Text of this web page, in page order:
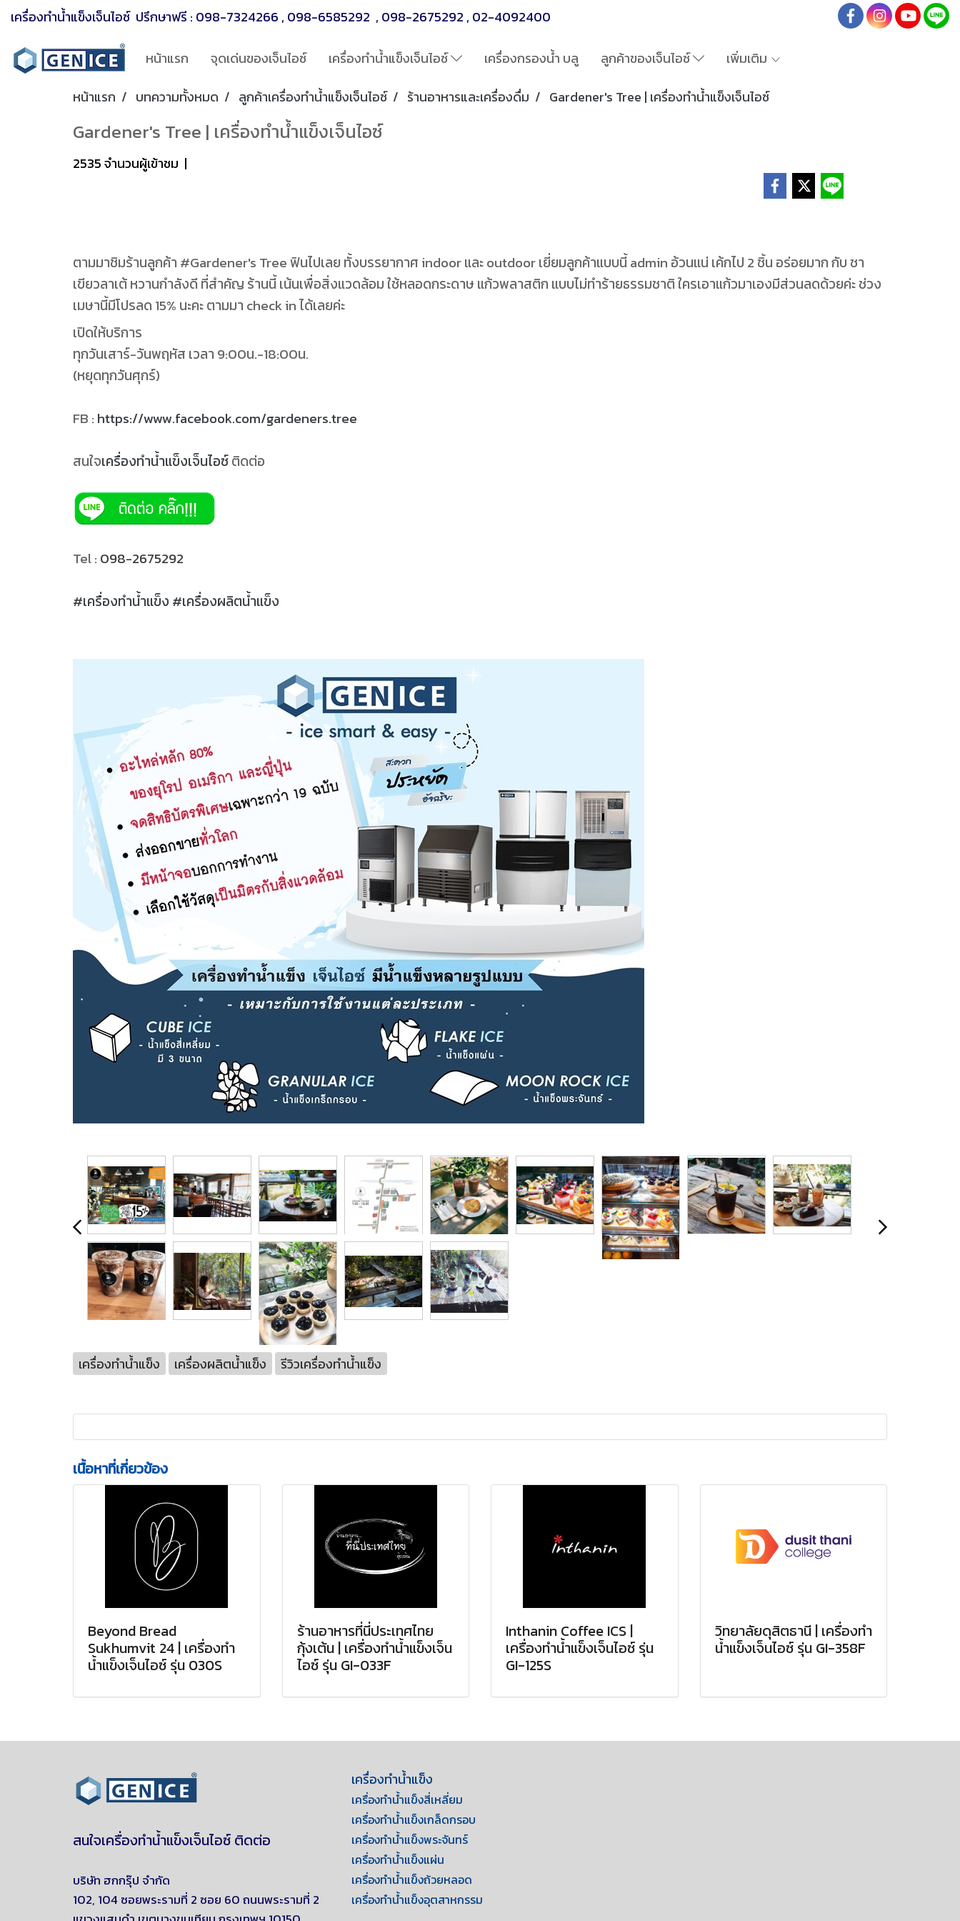
เครื่องทำน้ำแข็งเจ็นไอซ์ ปรึกษาฟรี : 098-7324266 , 098-6585292 , 098-2675292 , 02-4092400
หน้าแรก จุดเด่นของเจ็นไอซ์ เครื่องทำน้ำแข็งเจ็นไอซ์ เครื่องกรองน้ำ บลู ลูกค้าของเจ็นไอซ์
เพิ่มเติม
หน้าแรก
บทความทั้งหมด ลูกค้าเครื่องทำน้ำแข็งเจ็นไอซ์ ร้านอาหารและเครื่องดื่ม Gardener's Tree | เครื่องทำน้ำแข็งเจ็นไอซ์
Gardener's Tree | เครื่องทำน้ำแข็งเจ็นไอซ์
2535 จำนวนผู้เข้าชม |
ตามมาชิมร้านลูกค้า #Gardener's Tree ฟินไปเลย ทั้งบรรยากาศ indoor และ outdoor เยี่ยมลูกค้าแบบนี้ admin อ้วนแน่ เค้กไป 2 ชิ้น อร่อยมาก กับ ชา
เขียวลาเต้ หวานกำลังดี ที่สำคัญ ร้านนี้ เน้นเพื่อสิ่งแวดล้อม ใช้หลอดกระดาษ แก้วพลาสติก แบบไม่ทำร้ายธรรมชาติ ใครเอาแก้วมาเองมีส่วนลดด้วยค่ะ ช่วง
เมษานี้มีโปรลด 15% นะคะ ตามมา check in ได้เลยค่ะ
เปิดให้บริการ
ทุกวันเสาร์-วันพฤหัส เวลา 9:00น.-18:00น.
(หยุดทุกวันศุกร์)
FB : https://www.facebook.com/gardeners.tree
สนใจเครื่องทำน้ำแข็งเจ็นไอซ์ติดต่อ
Tel : 098-2675292
#เครื่องทำน้ำแข็ง #เครื่องผลิตน้ำแข็ง
เครื่องทำน้ำแข็ง เครื่องผลิตน้ำแข็ง รีวิวเครื่องทำน้ำแข็ง
เนื้อหาที่เกี่ยวข้อง
Beyond Bread
Sukhumvit 24 | เครื่องทำ
น้ำแข็งเจ็นไอซ์ รุ่น 030S
ร้านอาหารที่นี่ประเทศไทย
กุ้งเต้น | เครื่องทำน้ำแข็งเจ็น
ไอซ์ รุ่น GI-033F
Inthanin Coffee ICS |
เครื่องทำน้ำแข็งเจ็นไอซ์ รุ่น
GI-125S
วิทยาลัยดุสิตธานี | เครื่องทำ
น้ำแข็งเจ็นไอซ์ รุ่น GI-358F
สนใจเครื่องทำน้ำแข็งเจ็นไอซ์ ติดต่อ
บริษัท ฮกกรุ๊ป จำกัด
102, 104 ซอยพระรามที่ 2 ซอย 60 ถนนพระรามที่ 2
เครื่องทำน้ำแข็ง
เครื่องทำน้ำแข็งสี่เหลี่ยม
เครื่องทำน้ำแข็งเกล็ดกรอบ
เครื่องทำน้ำแข็งพระจันทร์
เครื่องทำน้ำแข็งแผ่น
เครื่องทำน้ำแข็งถ้วยหลอด
เครื่องทำน้ำแข็งอุตสาหกรรม